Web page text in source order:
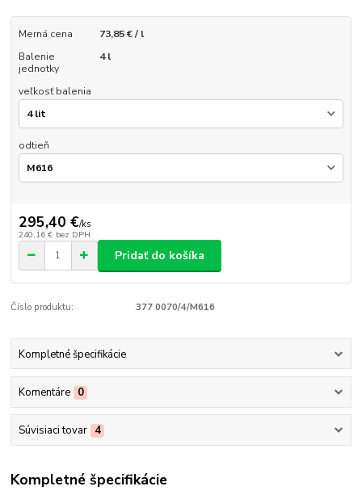
Merná cena
73,85 € / l
Balenie
jednotky
4 l
veľkosť balenia
odtieň
295,40 €/ks
240,16 € bez DPH
Pridať do košíka
Číslo produktu: 377 0070/4/M616
Kompletné špecifikácie
Komentáre 0
Súvisiaci tovar 4
Kompletné špecifikácie